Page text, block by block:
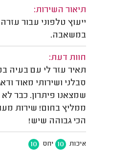
תיאור השירות:
ייעוץ טלפוני עבור
במשאבה.
חוות דעת:
תאיר עזר לי עם בעיה
סבלני ושירותי מאוד
שמצאנו פיתרון. כבר
ממליץ בחום! שירות
הכי גבוהה שיש!
איכות 10 יחס 10